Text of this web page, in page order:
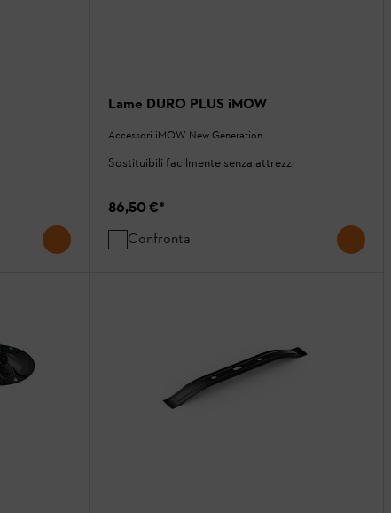
Lame DURO PLUS iMOW
Accessori iMOW New Generation
Sostituibili facilmente senza attrezzi
86,50 €*
Confronta